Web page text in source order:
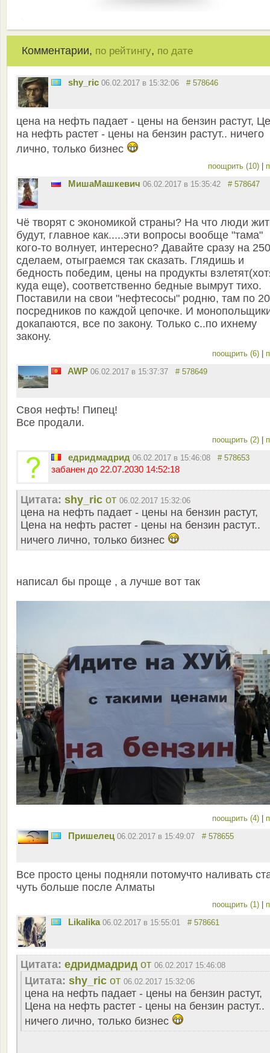
Комментарии, по рейтингу, по дате
shy_ric 06.02.2017 в 15:32:06 # 578646
цена на нефть падает - цены на бензин растут,
на нефть растет - цены на бензин растут.. ничего
лично, только бизнес
поощрить (10)
MишаМашкевич 06.02.2017 в 15:35:42 # 578647
Чё творят с экономикой страны? На что люди
будут, главное как.....эти вопросы вообще "тама"
кого-то волнует, интересно? Давайте сразу на 250
сделаем, отыграемся так сказать. Глядишь и
бедность победим, цены на продукты
куда еще), соответственно бедные вымрут тихо.
Поставили на свои "нефтесосы" родню, там по 20
посредников по каждой цепочке. И
докапаются, все по закону. Только с..по ихнему
закону.
поощрить (6)
AWP 06.02.2017 в 15:37:37 # 578649
Своя нефть! Пипец!
Все продали.
поощрить (2)
едридмадрид 06.02.2017 в 15:46:08 # 578653
забанен до 22.07.2030 14:52:18
Цитата: shy_ric от 06.02.2017 15:32:06
цена на нефть падает - цены на бензин растут,
Цена на нефть растет - цены на бензин растут..
ничего лично, только бизнес
написал бы проще , а лучше вот так
поощрить (4) |
Пришелец 06.02.2017 в 15:49:07 # 578655
Все просто цены подняли потомучто наливать
чуть больше после Алматы
поощрить (1) |
Likalika 06.02.2017 в 15:55:01 # 578661
Цитата: едридмадрид от 06.02.2017 15:46:08
Цитата: shy_ric от 06.02.2017 15:32:06
цена на нефть падает - цены на бензин растут,
Цена на нефть растет - цены на бензин растут..
ничего лично, только бизнес